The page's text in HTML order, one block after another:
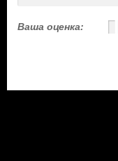
Ваша оценка: